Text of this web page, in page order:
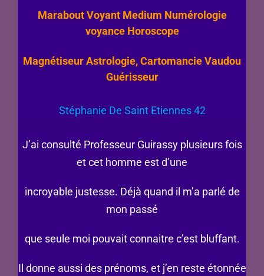
Marabout Voyant Medium Numérologie
voyance Horoscope
Magnétiseur Astrologie, Cartomancie Vaudou
Guérisseur
Stéphanie De Saint Etiennes 42
J’ai consulté Professeur Guirassy plusieurs fois
et cet homme est d’une
incroyable justesse. Déjà quand il m’a parlé de
mon passé
que seule moi pouvait connaitre c’est bluffant.
Il donne aussi des prénoms, et j’en reste étonnée